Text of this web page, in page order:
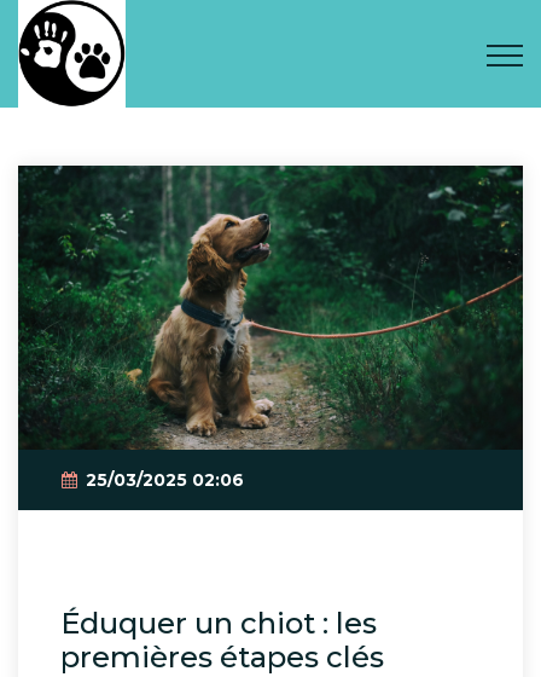
25/03/2025 02:06
Éduquer un chiot : les
premières étapes clés